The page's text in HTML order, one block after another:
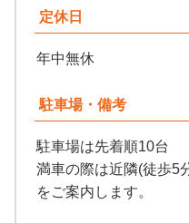
定休日
年中無休
駐車場・備考
駐車場は先着順10台
満車の際は近隣(徒歩5
をご案内します。